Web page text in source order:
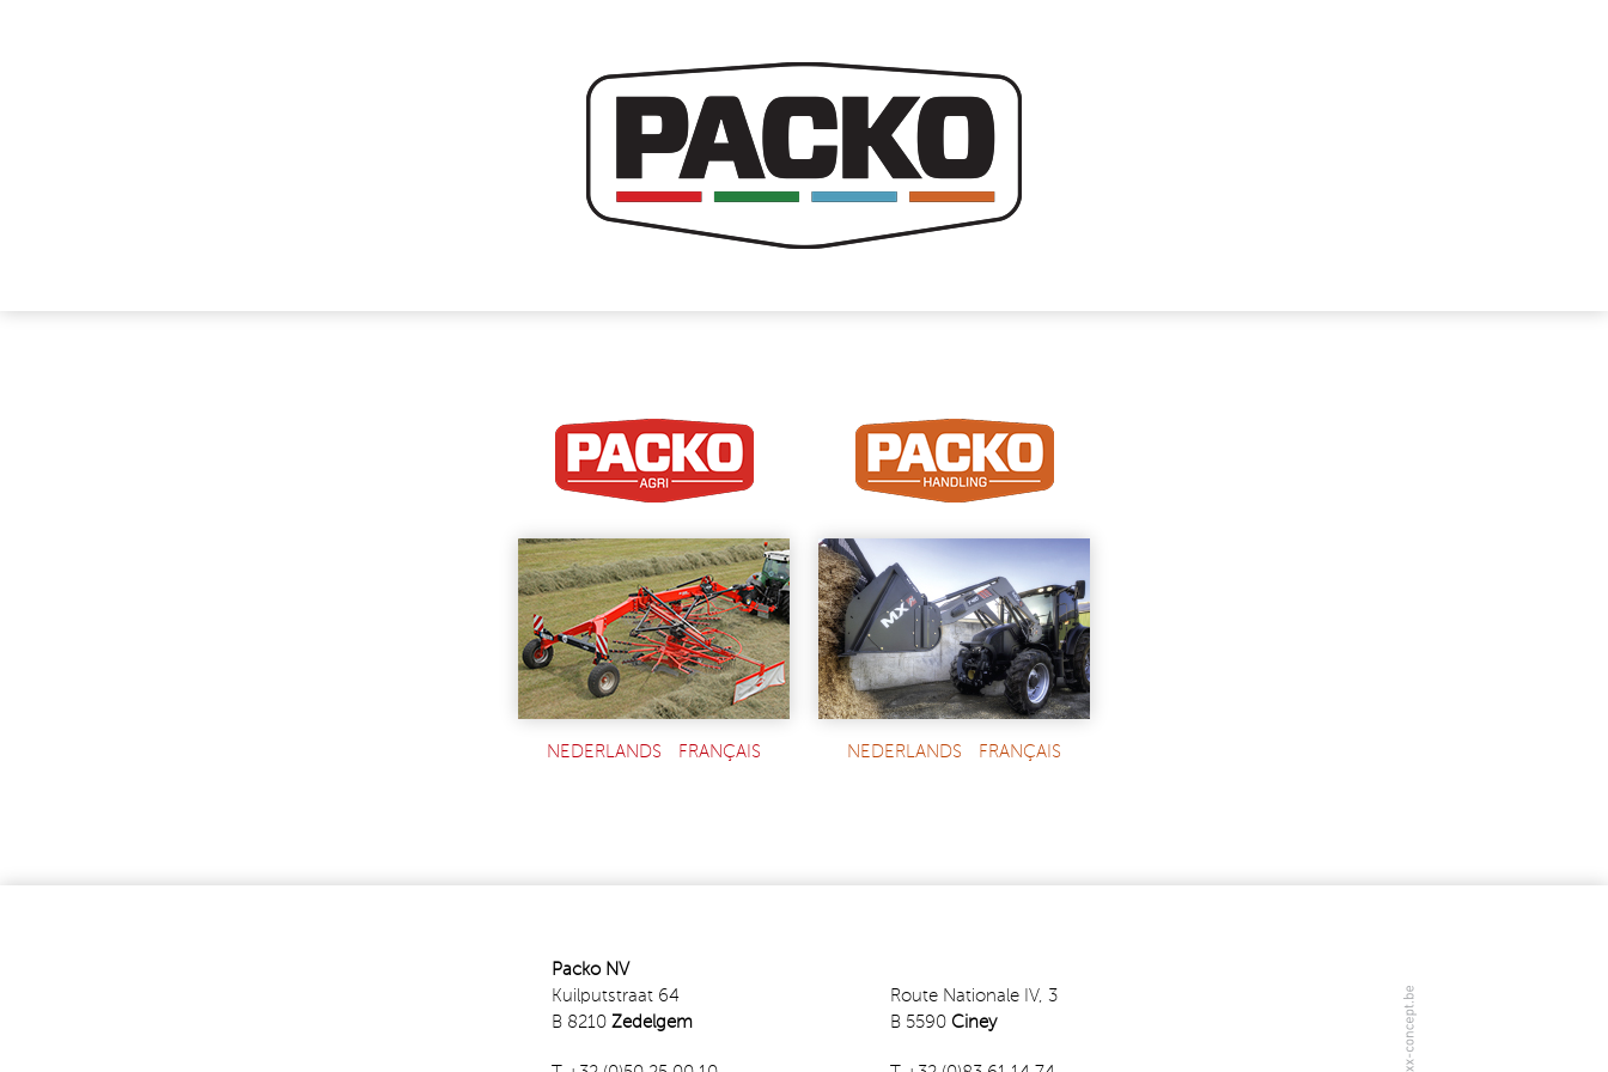
NEDERLANDS FRANÇAIS NEDERLANDS FRANÇAIS
Packo NV
Kuilputstraat 64
B 8210 Zedelgem
Route Nationale IV, 3
B 5590 Ciney